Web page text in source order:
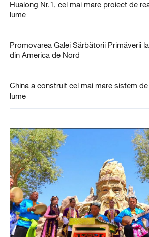
Hualong Nr.1, cel mai mare proiect de
lume
Promovarea Galei Sărbătorii Primăverii
din America de Nord
China a construit cel mai mare sistem
lume